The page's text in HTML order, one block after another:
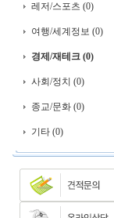
레저/스포츠 (0)
여행/세계정보 (0)
경제/재테크 (0)
사회/정치 (0)
종교/문화 (0)
기타 (0)